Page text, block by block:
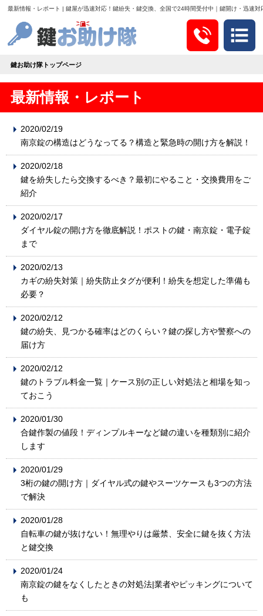
最新情報・レポート | 鍵屋が迅速対応！鍵紛失・鍵交換、全国で24時間受付中｜鍵開け・迅速
鍵お助け隊トップページ
最新情報・レポート
2020/02/19
南京錠の構造はどうなってる？構造と緊急時の開け方を解説！
2020/02/18
鍵を紛失したら交換するべき？最初にやること・交換費用をご
紹介
2020/02/17
ダイヤル錠の開け方を徹底解説！ポストの鍵・南京錠・電子錠
まで
2020/02/13
カギの紛失対策｜紛失防止タグが便利！紛失を想定した準備も
必要？
2020/02/12
鍵の紛失、見つかる確率はどのくらい？鍵の探し方や警察への
届け方
2020/02/12
鍵のトラブル料金一覧｜ケース別の正しい対処法と相場を知っ
ておこう
2020/01/30
合鍵作製の値段！ディンプルキーなど鍵の違いを種類別に紹介
します
2020/01/29
3桁の鍵の開け方｜ダイヤル式の鍵やスーツケースも3つの方法
で解決
2020/01/28
自転車の鍵が抜けない！無理やりは厳禁、安全に鍵を抜く方法
と鍵交換
2020/01/24
南京錠の鍵をなくしたときの対処法|業者やピッキングについて
も